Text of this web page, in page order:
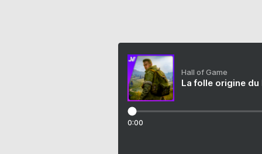
Hall of Game
La folle origine du
0:00